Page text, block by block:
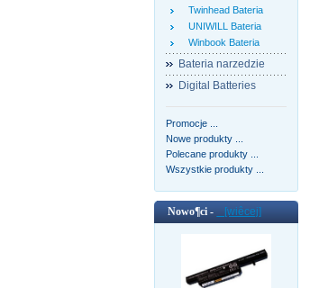
Twinhead Bateria
UNIWILL Bateria
Winbook Bateria
Bateria narzedzie
Digital Batteries
Promocje ...
Nowe produkty ...
Polecane produkty ...
Wszystkie produkty ...
Nowo¶ci - [wiêcej]